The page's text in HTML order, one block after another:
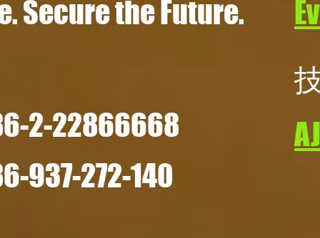
Secure the Future.
2-22866668
937-272-140